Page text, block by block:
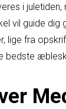
i
vil guide dig
lige fra
bedste